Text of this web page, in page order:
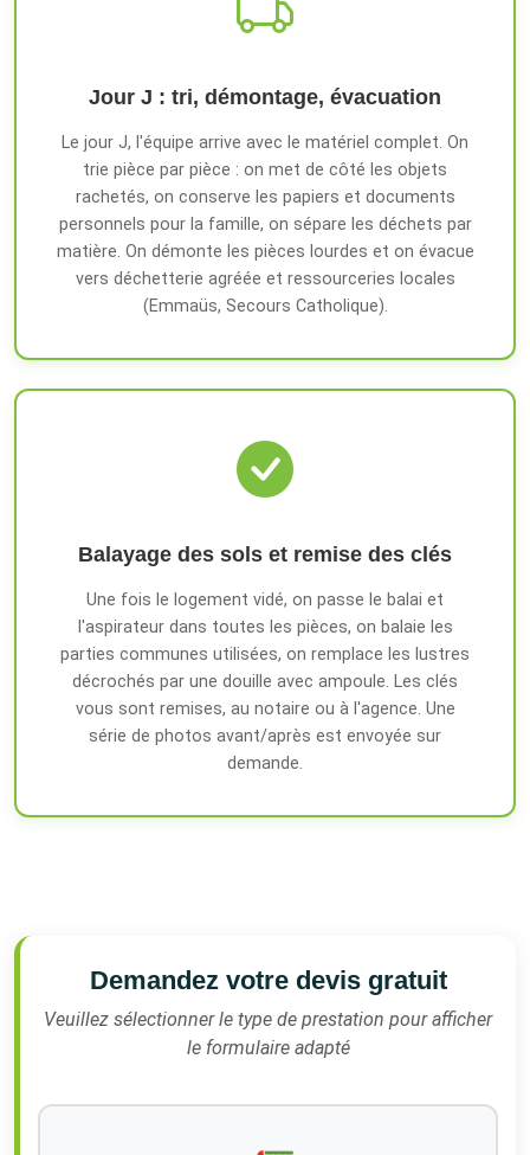
Jour J : tri, démontage, évacuation
Le jour J, l'équipe arrive avec le matériel complet. On
trie pièce par pièce : on met de côté les objets
rachetés, on conserve les papiers et documents
personnels pour la famille, on sépare les déchets par
matière. On démonte les pièces lourdes et on évacue
vers déchetterie agréée et ressourceries locales
(Emmaüs, Secours Catholique).
Balayage des sols et remise des clés
Une fois le logement vidé, on passe le balai et
l'aspirateur dans toutes les pièces, on balaie les
parties communes utilisées, on remplace les lustres
décrochés par une douille avec ampoule. Les clés
vous sont remises, au notaire ou à l'agence. Une
série de photos avant/après est envoyée sur
demande.
Demandez votre devis gratuit
Veuillez sélectionner le type de prestation pour afficher
le formulaire adapté